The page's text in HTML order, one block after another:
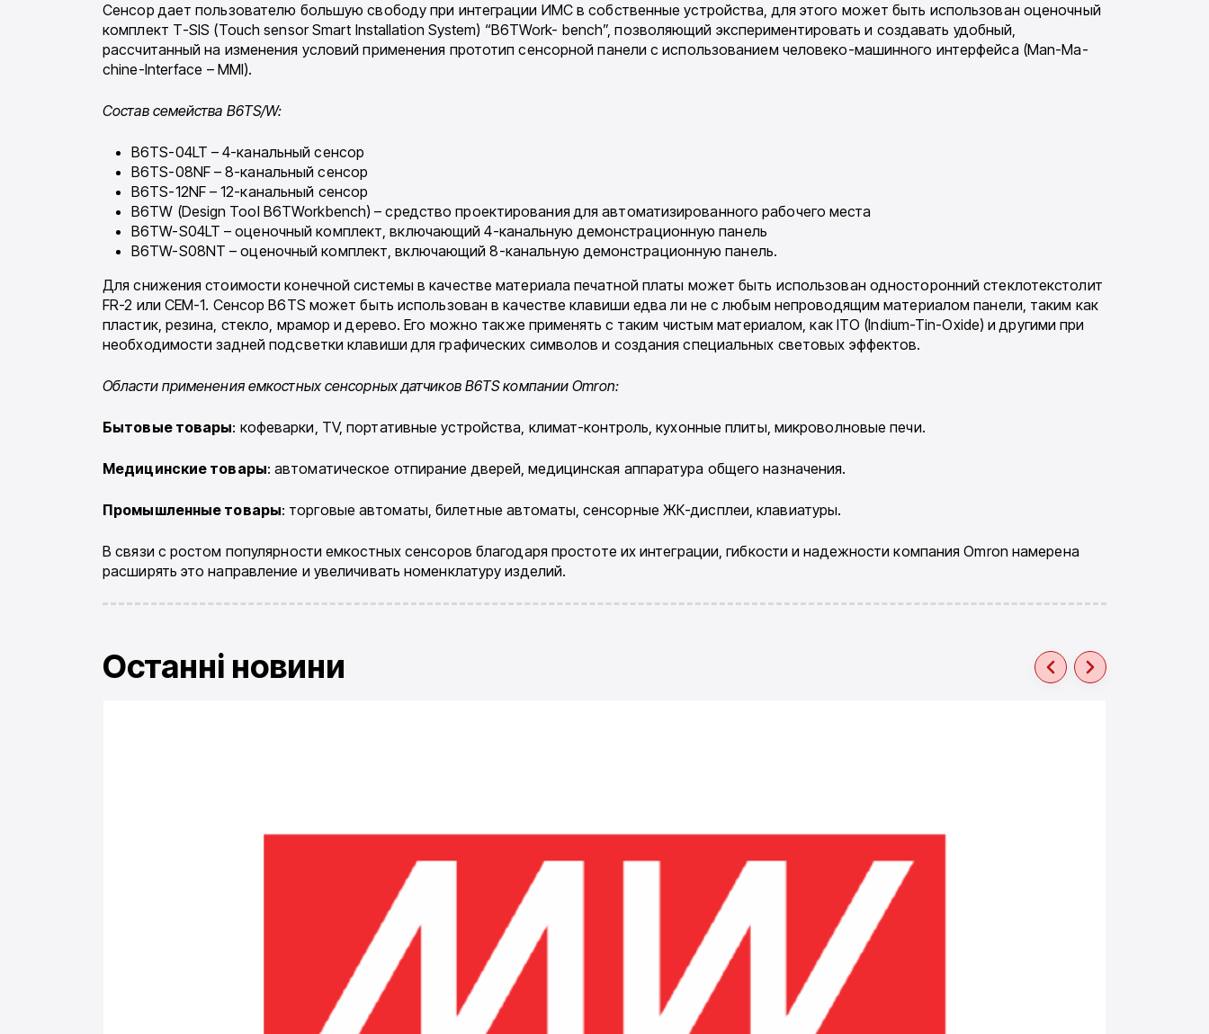
Сенсор дает пользователю большую свободу при интеграции ИМС в собственные устройства, для этого может быть использован оценочный
комплект Т-SIS (Touch sensor Smart Installation System) “B6TWork- bench”, позволяющий экспериментировать и созда­вать удобный,
рассчитанный на изменения условий применения прототип сенсорной панели с использо­ванием человеко-машинного интерфейса (Man-Ma­
chine-Interface – MMI).
Состав семейства B6TS/W:
B6TS-04LT – 4-канальный сенсор
B6TS-08NF – 8-канальный сенсор
B6TS-12NF – 12-канальный сенсор
B6TW (Design Tool B6TWorkbench) – средство про­ектирования для автоматизированного рабочего места
B6TW-S04LT – оценочный комплект, включающий 4-канальную демонстрационную панель
B6TW-S08NT – оценочный комплект, включающий 8-канальную демонстрационную панель.
Для снижения стоимости конечной системы в ка­честве материала печатной платы может быть использован односторонний стеклотекстолит
FR-2 или CEM-1. Сенсор B6TS может быть использован в каче­стве клавиши едва ли не с любым непроводящим ма­териалом панели, таким как
пластик, резина, стекло, мрамор и дерево. Его можно также применять с та­ким чистым материалом, как ITO (Indium-Tin-Oxide) и другими при
необходимости задней подсветки кла­виши для графических символов и создания специ­альных световых эффектов.
Области применения емкостных сенсорных датчи­ков B6TS компанииOmron:
Бытовые товары: кофеварки, TV, портативные устройства, климат-контроль, кухонные плиты, мик­роволновые печи.
Медицинские товары: автоматическое отпирание дверей, медицинская аппаратура общего назначения.
Промышленные товары: торговые автоматы, би­летные автоматы, сенсорные ЖК-дисплеи, клавиатуры.
В связи с ростом популярности емкостных сенсо­ров благодаря простоте их интеграции, гибкости и на­дежности компания Omron намерена
расширять это направление и увеличивать номенклатуру изделий.
Останні новини